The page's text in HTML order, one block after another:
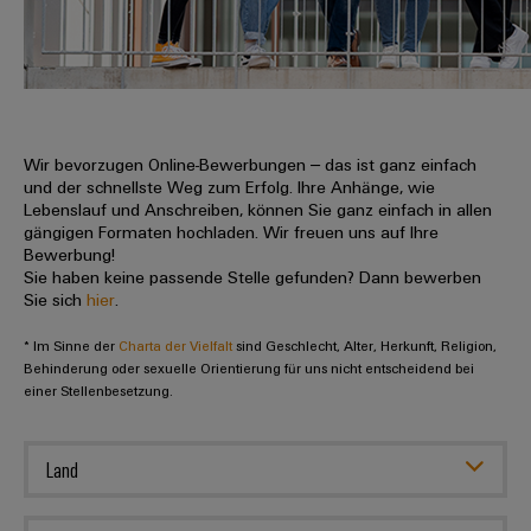
erlebbar
werden.
Datencenter
Produkte
für
Rechenzentren
–
effizient,
zuverlässig,
skalierbar
Energiespeicher
Lösungen
und
Anschlusstechnologie
DC-
u-
OS
Edge
Computing
Industrial
5G
Single
Leiterplattenklemmen
Gehäusesysteme
komponenten
Kabeleinführungssysteme
und
-
komponenten
Anschlussleitungen,
Patchkabel
Fast
Delivery
Beratung
und
digitale
Planung
easyConnect
-
Ihre
uns
Promotionfahrzeug
Distribution
Info
für
unsere
Partner
Vertrieb
Weidmüller
Zahlen
Unser
Vorstand
Nachhaltigkeit
Academy
People
Karriere
Stellen
für
Berufserfahrene
Für
Studierende
Werkstudententätigkeiten
Praktika
Abschlussarbeiten
Wir bevorzugen Online-Bewerbungen – das ist ganz einfach
und der schnellste Weg zum Erfolg. Ihre Anhänge, wie
Lebenslauf und Anschreiben, können Sie ganz einfach in allen
gängigen Formaten hochladen. Wir freuen uns auf Ihre
Bewerbung!
Sie haben keine passende Stelle gefunden? Dann bewerben
Sie sichhier
* Im Sinne der Charta der Vielfalt sind Geschlecht, Alter, Herkunft, Religion,
Behinderung oder sexuelle Orientierung für uns nicht entscheidend bei
einer Stellenbesetzung.
Land